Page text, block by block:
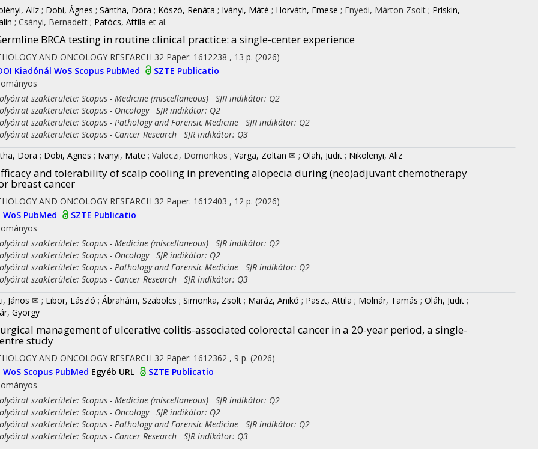
Alíz ; Dobi, Ágnes ; Sántha, Dóra ; Kószó, Renáta ; Iványi, Máté ; Horváth, Emese ; Enyedi, Márton Zsolt ; Priskin,
; Csányi, Bernadett ; Patócs, Attila et al.
BRCA testing in routine clinical practice: a single-center experience
AND ONCOLOGY RESEARCH 32 Paper: 1612238 , 13 p. (2026)
Kiadónál WoS Scopus PubMed
SZTE Publicatio
szakterülete: Scopus - Medicine (miscellaneous) SJR indikátor: Q2
szakterülete: Scopus - Oncology SJR indikátor: Q2
szakterülete: Scopus - Pathology and Forensic Medicine SJR indikátor: Q2
szakterülete: Scopus - Cancer Research SJR indikátor: Q3
Dora ; Dobi, Agnes ; Ivanyi, Mate ; Valoczi, Domonkos ; Varga, Zoltan ✉ ; Olah, Judit ; Nikolenyi, Aliz
and tolerability of scalp cooling in preventing alopecia during (neo)adjuvant chemotherapy
breast cancer
AND ONCOLOGY RESEARCH 32 Paper: 1612403 , 12 p. (2026)
WoS PubMed
SZTE Publicatio
szakterülete: Scopus - Medicine (miscellaneous) SJR indikátor: Q2
szakterülete: Scopus - Oncology SJR indikátor: Q2
szakterülete: Scopus - Pathology and Forensic Medicine SJR indikátor: Q2
szakterülete: Scopus - Cancer Research SJR indikátor: Q3
János ✉ ; Libor, László ; Ábrahám, Szabolcs ; Simonka, Zsolt ; Maráz, Anikó ; Paszt, Attila ; Molnár, Tamás ; Oláh, Judit ;
György
management of ulcerative colitis-associated colorectal cancer in a 20-year period, a single-
study
AND ONCOLOGY RESEARCH 32 Paper: 1612362 , 9 p. (2026)
WoS Scopus PubMed Egyéb URL
SZTE Publicatio
szakterülete: Scopus - Medicine (miscellaneous) SJR indikátor: Q2
szakterülete: Scopus - Oncology SJR indikátor: Q2
szakterülete: Scopus - Pathology and Forensic Medicine SJR indikátor: Q2
szakterülete: Scopus - Cancer Research SJR indikátor: Q3